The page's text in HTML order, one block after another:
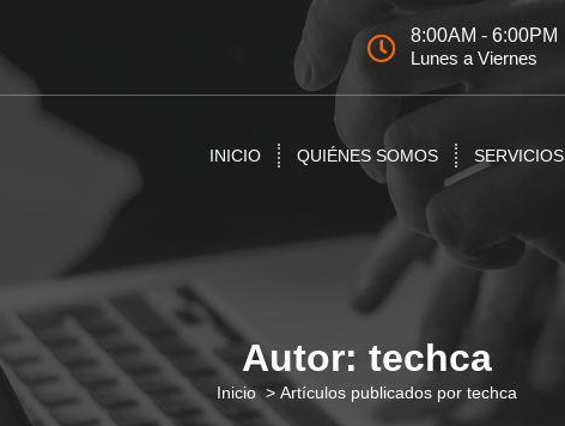
8:00AM - 6:00PM
Lunes a Viernes
INICIO QUIÉNES SOMOS SERVICIOS
Autor: techca
Inicio> Artículos publicados por techca